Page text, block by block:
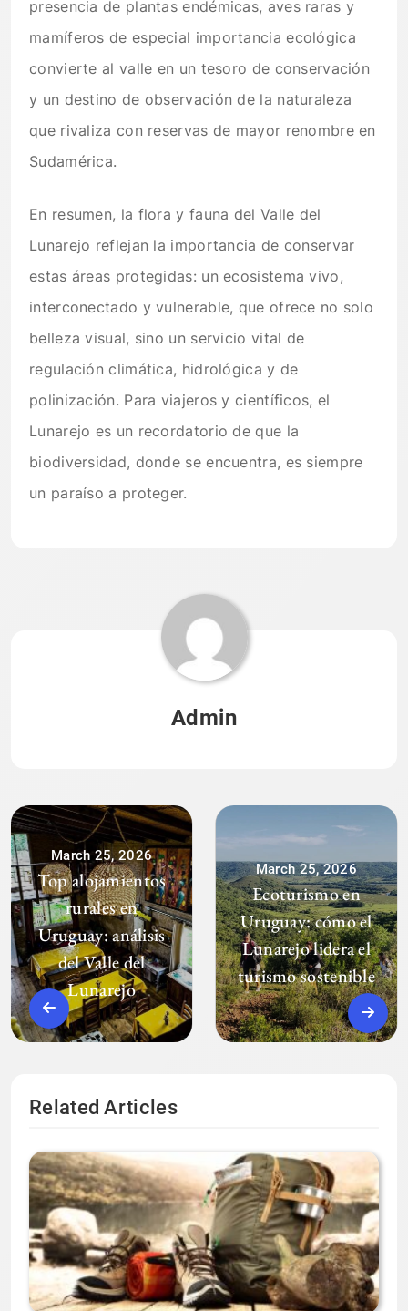
presencia de plantas endémicas, aves raras y
mamíferos de especial importancia ecológica
convierte al valle en un tesoro de conservación
y un destino de observación de la naturaleza
que rivaliza con reservas de mayor renombre en
Sudamérica.
En resumen, la flora y fauna del Valle del
Lunarejo reflejan la importancia de conservar
estas áreas protegidas: un ecosistema vivo,
interconectado y vulnerable, que ofrece no solo
belleza visual, sino un servicio vital de
regulación climática, hidrológica y de
polinización. Para viajeros y científicos, el
Lunarejo es un recordatorio de que la
biodiversidad, donde se encuentra, es siempre
un paraíso a proteger.
Admin
March 25, 2026
Top alojamientos
rurales en
Uruguay: análisis
del Valle del
Lunarejo
March 25, 2026
Ecoturismo en
Uruguay: cómo el
Lunarejo lidera el
turismo sostenible
Related Articles